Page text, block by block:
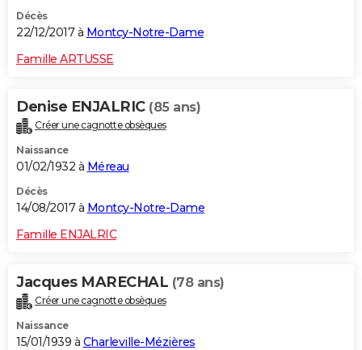
Décès
22/12/2017 à Montcy-Notre-Dame
Famille ARTUSSE
Denise ENJALRIC (85 ans)
Créer une cagnotte obsèques
Naissance
01/02/1932 à Méreau
Décès
14/08/2017 à Montcy-Notre-Dame
Famille ENJALRIC
Jacques MARECHAL (78 ans)
Créer une cagnotte obsèques
Naissance
15/01/1939 à Charleville-Mézières